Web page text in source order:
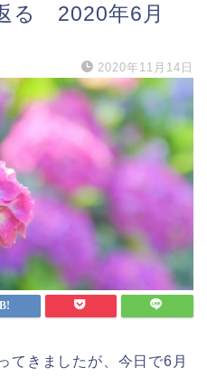
る 2020年6月
2020年11月14日
てきましたが、今日で6月